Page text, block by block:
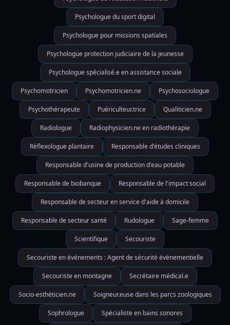
Psychologue du sport digital
Psychologue pour missions spatiales
Psychologue protection judiciaire de la jeunesse
Psychologue spécialisé.e en assistance sociale
Psychomotricien Psychomotricien.ne Psychosociologue
Psychothérapeute Puériculteur.trice Qualiticien.ne
Radiologue Radiophysicien.ne en radiothérapie
Réflexologue plantaire Responsable d'études cliniques
Responsable d'usine de production d'eau potable
Responsable de biobanque Responsable de l'impact social
Responsable de secteur en service d'aide à domicile
Responsable de secteur santé Rudologue Sage-femme
Scientifique Secouriste
Secouriste en événements : Agent de sécurité événementielle
Secouriste en montagne Secrétaire médical.e
Socio-esthéticien.ne Soigneur.euse dans les parcs zoologiques
Sophrologue Spécialiste en bains sonores